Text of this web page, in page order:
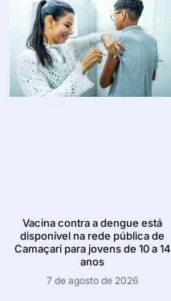
Vacina contra a dengue está
disponível na rede pública de
Camaçari para jovens de 10 a 14
anos
7 de agosto de 2026